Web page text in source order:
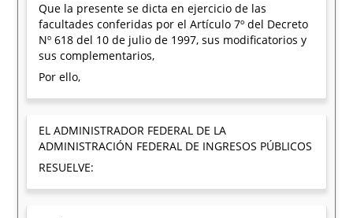
Que la presente se dicta en ejercicio de las
facultades conferidas por el Artículo 7º del Decreto
Nº 618 del 10 de julio de 1997, sus modificatorios y
sus complementarios,
Por ello,
EL ADMINISTRADOR FEDERAL DE LA
ADMINISTRACIÓN FEDERAL DE INGRESOS PÚBLICOS
RESUELVE: